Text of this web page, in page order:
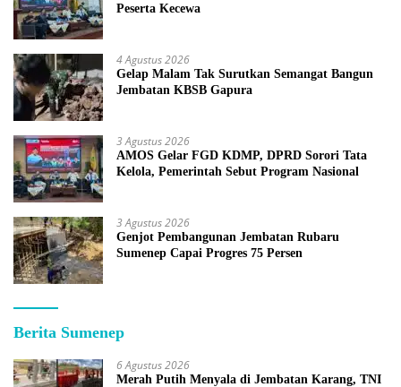
Peserta Kecewa
4 Agustus 2026
Gelap Malam Tak Surutkan Semangat Bangun
Jembatan KBSB Gapura
3 Agustus 2026
AMOS Gelar FGD KDMP, DPRD Sorori Tata
Kelola, Pemerintah Sebut Program Nasional
3 Agustus 2026
Genjot Pembangunan Jembatan Rubaru
Sumenep Capai Progres 75 Persen
Berita Sumenep
6 Agustus 2026
Merah Putih Menyala di Jembatan Karang, TNI